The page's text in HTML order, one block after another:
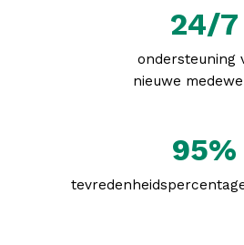
24/7
ondersteuning
nieuwe
95%